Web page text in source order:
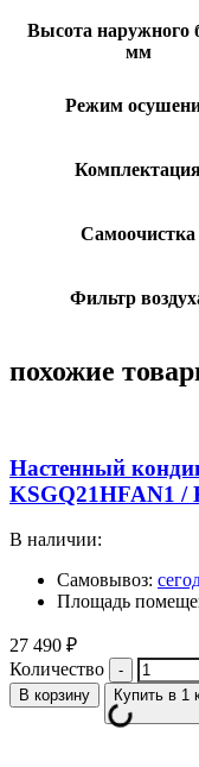
Высота наружного
мм
Режим
Самоочистка
Фильтр
похожие
Настенный
KSGQ21HFAN1 /
В наличии:
Самовывоз:
Площадь
27 490 ₽
Количество
В корзину Купить в 1